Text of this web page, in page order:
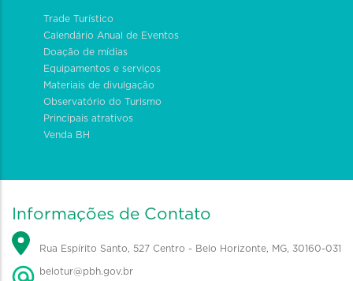
Trade Turístico
Calendário Anual de Eventos
Doação de mídias
Equipamentos e serviços
Materiais de divulgação
Observatório do Turismo
Principais atrativos
Venda BH
Informações de Contato
Rua Espírito Santo, 527 Centro - Belo Horizonte, MG, 30160-031
belotur@pbh.gov.br